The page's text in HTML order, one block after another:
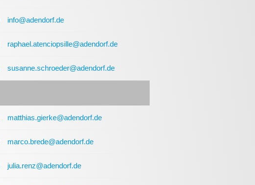
info@adendorf.de
raphael.atenciopsille@adendorf.de
susanne.schroeder@adendorf.de
matthias.gierke@adendorf.de
marco.brede@adendorf.de
julia.renz@adendorf.de